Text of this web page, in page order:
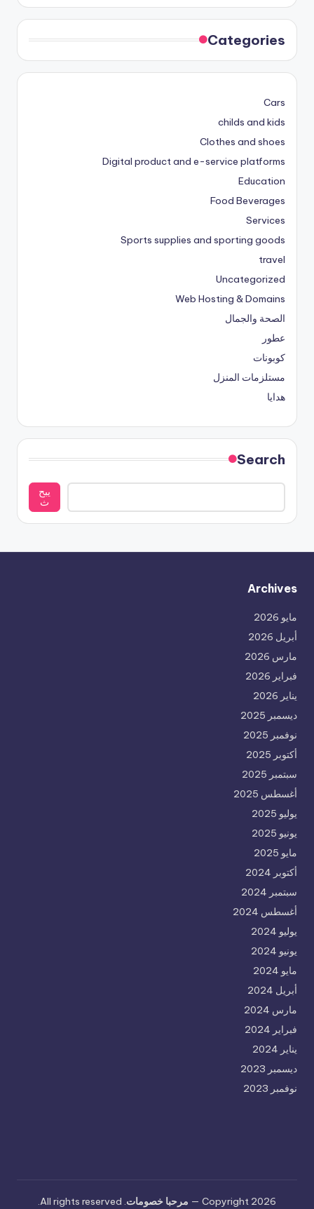
Categories
Cars
childs and kids
Clothes and shoes
Digital product and e-service platforms
Education
Food Beverages
Services
Sports supplies and sporting goods
travel
Uncategorized
Web Hosting & Domains
الصحة والجمال
عطور
كوبونات
مستلزمات المنزل
هدايا
Search
يبح
ث
Archives
مايو 2026
أبريل 2026
مارس 2026
فبراير 2026
يناير 2026
ديسمبر 2025
نوفمبر 2025
أكتوبر 2025
سبتمبر 2025
أغسطس 2025
يوليو 2025
يونيو 2025
مايو 2025
أكتوبر 2024
سبتمبر 2024
أغسطس 2024
يوليو 2024
يونيو 2024
مايو 2024
أبريل 2024
مارس 2024
فبراير 2024
يناير 2024
ديسمبر 2023
نوفمبر 2023
Copyright 2026 — مرحبا خصومات. All rights reserved.